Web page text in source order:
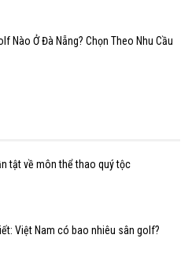
Nào Ở Đà Nẵng? Chọn Theo Nhu Cầu
tật về môn thể thao quý tộc
Việt Nam có bao nhiêu sân golf?